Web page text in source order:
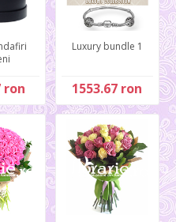
ron
Luxury bundle 1
1553.67 ron